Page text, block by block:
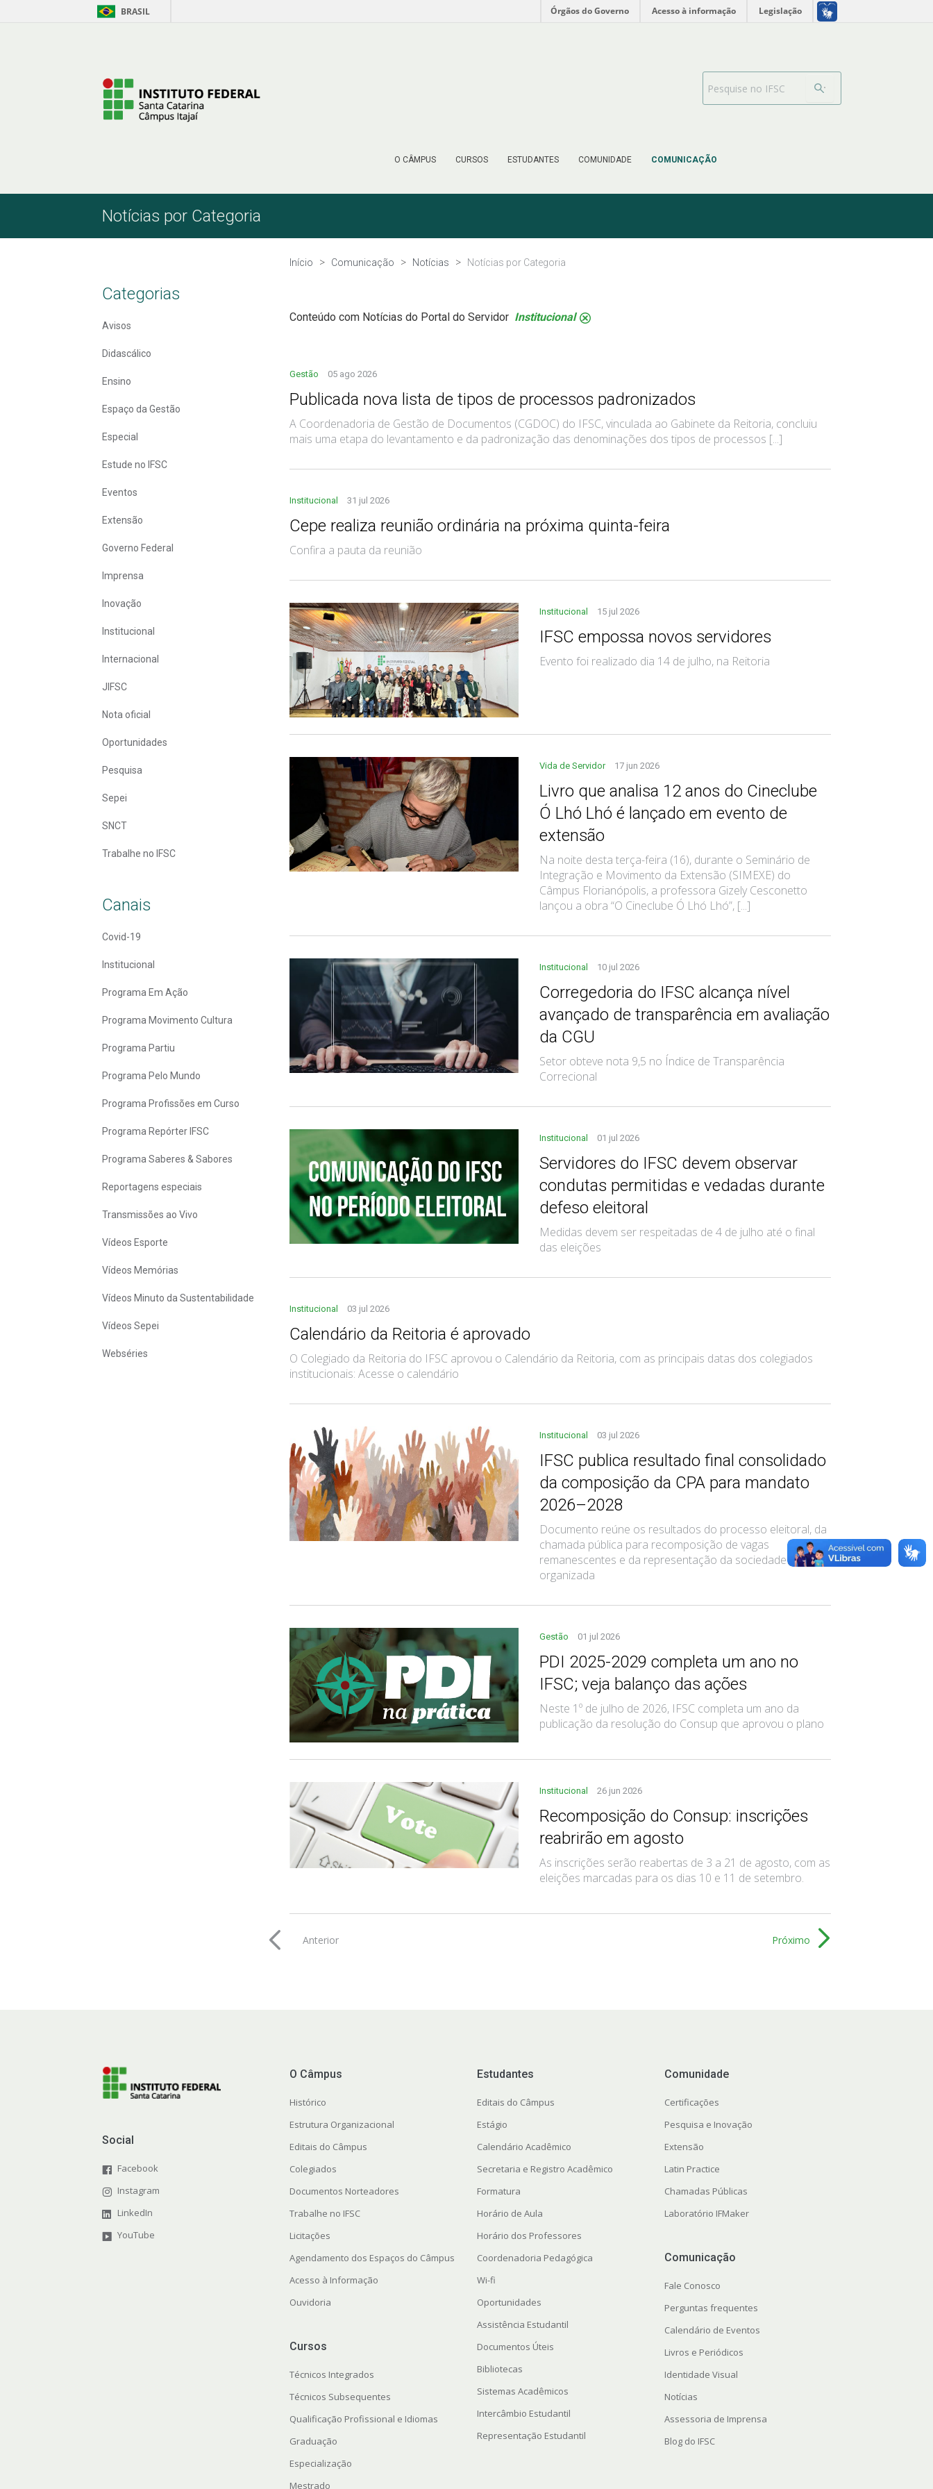
Pular para o Conteúdo BRASIL Órgãos do Governo Acesso à informação Legislação
O CÂMPUS CURSOS ESTUDANTES COMUNIDADE COMUNICAÇÃO
Barra de busca
Notícias por Categoria
Categorias
Avisos
Didascálico
Ensino
Espaço da Gestão
Especial
Estude no IFSC
Eventos
Extensão
Governo Federal
Imprensa
Inovação
Institucional
Internacional
JIFSC
Nota oficial
Oportunidades
Pesquisa
Sepei
SNCT
Trabalhe no IFSC
Canais
Covid-19
Institucional
Programa Em Ação
Programa Movimento Cultura
Programa Partiu
Programa Pelo Mundo
Programa Profissões em Curso
Programa Repórter IFSC
Programa Saberes & Sabores
Reportagens especiais
Transmissões ao Vivo
Vídeos Esporte
Vídeos Memórias
Vídeos Minuto da Sustentabilidade
Vídeos Sepei
Webséries
Início Comunicação Notícias Notícias por Categoria
Conteúdo com Notícias do Portal do Servidor Institucional .
Gestão 05 ago 2026
Publicada nova lista de tipos de processos padronizados
A Coordenadoria de Gestão de Documentos (CGDOC) do IFSC, vinculada ao Gabinete da Reitoria, concluiu
mais uma etapa do levantamento e da padronização das denominações dos tipos de processos [...]
Institucional 31 jul 2026
Cepe realiza reunião ordinária na próxima quinta-feira
Confira a pauta da reunião
Institucional 15 jul 2026
IFSC empossa novos servidores
Evento foi realizado dia 14 de julho, na Reitoria
Vida de Servidor 17 jun 2026
Livro que analisa 12 anos do Cineclube
Ó Lhó Lhó é lançado em evento de
extensão
Na noite desta terça-feira (16), durante o Seminário de
Integração e Movimento da Extensão (SIMEXE) do
Câmpus Florianópolis, a professora Gizely Cesconetto
lançou a obra “O Cineclube Ó Lhó Lhó”, [...]
Institucional 10 jul 2026
Corregedoria do IFSC alcança nível
avançado de transparência em avaliação
da CGU
Setor obteve nota 9,5 no Índice de Transparência
Correcional
Institucional 01 jul 2026
Servidores do IFSC devem observar
condutas permitidas e vedadas durante
defeso eleitoral
Medidas devem ser respeitadas de 4 de julho até o final
das eleições
Institucional 03 jul 2026
Calendário da Reitoria é aprovado
O Colegiado da Reitoria do IFSC aprovou o Calendário da Reitoria, com as principais datas dos colegiados
institucionais: Acesse o calendário
Institucional 03 jul 2026
IFSC publica resultado final consolidado
da composição da CPA para mandato
2026–2028
Documento reúne os resultados do processo eleitoral, da
chamada pública para recomposição de vagas
remanescentes e da representação da sociedade civil
organizada
Gestão 01 jul 2026
PDI 2025-2029 completa um ano no
IFSC; veja balanço das ações
Neste 1º de julho de 2026, IFSC completa um ano da
publicação da resolução do Consup que aprovou o plano
Institucional 26 jun 2026
Recomposição do Consup: inscrições
reabrirão em agosto
As inscrições serão reabertas de 3 a 21 de agosto, com as
eleições marcadas para os dias 10 e 11 de setembro.
Anterior Próximo
Social
Facebook
Instagram
LinkedIn
YouTube
O Câmpus
Histórico
Estrutura Organizacional
Editais do Câmpus
Colegiados
Documentos Norteadores
Trabalhe no IFSC
Licitações
Agendamento dos Espaços do Câmpus
Acesso à Informação
Ouvidoria
Cursos
Técnicos Integrados
Técnicos Subsequentes
Qualificação Profissional e Idiomas
Graduação
Especialização
Mestrado
Estudantes
Editais do Câmpus
Estágio
Calendário Acadêmico
Secretaria e Registro Acadêmico
Formatura
Horário de Aula
Horário dos Professores
Coordenadoria Pedagógica
Wi-fi
Oportunidades
Assistência Estudantil
Documentos Úteis
Bibliotecas
Sistemas Acadêmicos
Intercâmbio Estudantil
Representação Estudantil
Comunidade
Certificações
Pesquisa e Inovação
Extensão
Latin Practice
Chamadas Públicas
Laboratório IFMaker
Comunicação
Fale Conosco
Perguntas frequentes
Calendário de Eventos
Livros e Periódicos
Identidade Visual
Notícias
Assessoria de Imprensa
Blog do IFSC